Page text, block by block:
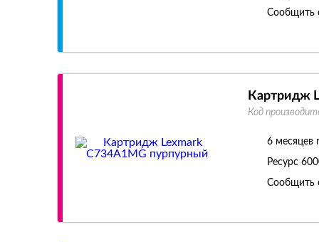
Сообщить
Картридж
Код
6 месяцев
Ресурс
Сообщить